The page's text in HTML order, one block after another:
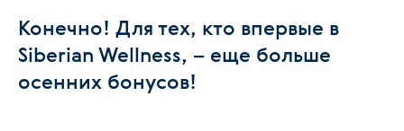
Конечно! Для тех, кто впервые в
Siberian Wellness, – еще больше
осенних бонусов!